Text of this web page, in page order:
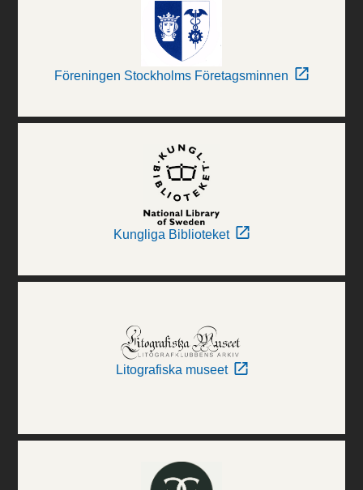
Föreningen Stockholms Företagsminnen
Kungliga Biblioteket
Litografiska museet